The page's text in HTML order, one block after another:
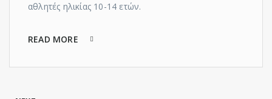
αθλητές ηλικίας 10-14 ετών.
READ MORE